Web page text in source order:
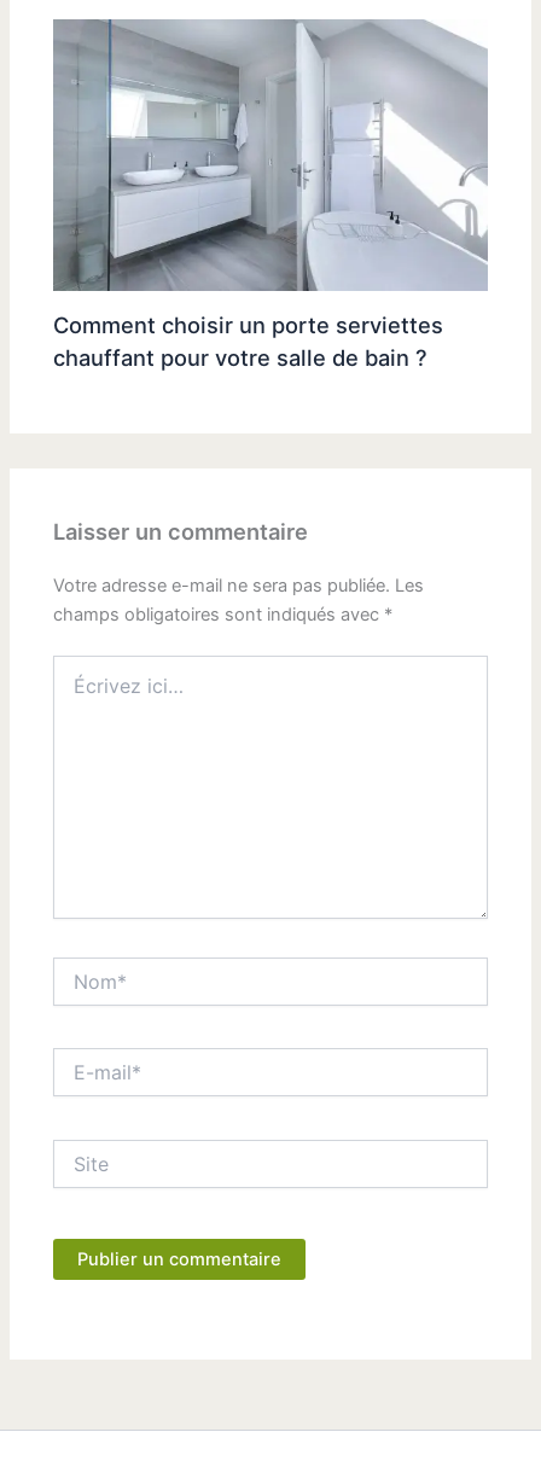
Comment choisir un porte serviettes
chauffant pour votre salle de bain ?
Laisser un commentaire
Votre adresse e-mail ne sera pas publiée. Les
champs obligatoires sont indiqués avec *
ici…
mail*